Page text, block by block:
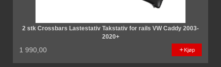
2 stk Crossbars Lastestativ Takstativ for rails VW Caddy 2003-
2020+
1 990,00 Kjøp